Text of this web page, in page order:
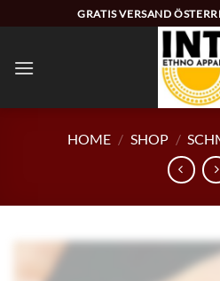
Inhalt
GRATIS VERSAND
HOME / SHOP /